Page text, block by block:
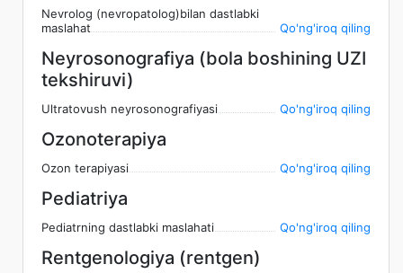
Nevrolog (nevropatolog)bilan dastlabki
maslahat
Qo'ng'iroq qiling
Neyrosonografiya (bola boshining UZI
tekshiruvi)
Ultratovush neyrosonografiyasi Qo'ng'iroq qiling
Ozonoterapiya
Ozon terapiyasi Qo'ng'iroq qiling
Pediatriya
Pediatrning dastlabki maslahati Qo'ng'iroq qiling
Rentgenologiya (rentgen)